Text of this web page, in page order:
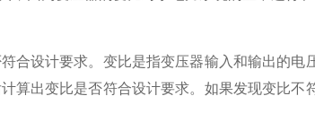
设计要求。变比是指变压器输入和输出的电
算出变比是否符合设计要求。如果发现变比不